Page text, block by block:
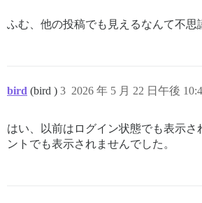
ふむ、他の投稿でも見えるなんて不思
bird (bird ) 2026 年 5 月 22 日午後
3
はい、以前はログイン状態でも表示さ
ントでも表示されませんでした。